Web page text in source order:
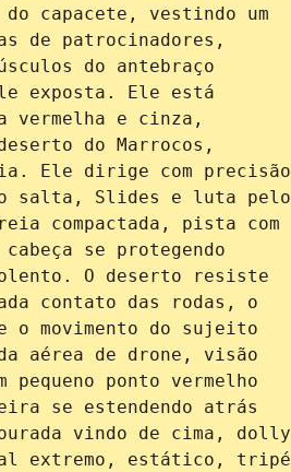
capacete, vestindo um
de patrocinadores,
do antebraço
exposta. Ele está
e cinza,
do Marrocos,
Ele dirige com precisão
salta, Slides e luta pelo
compactada, pista com
se protegendo
O deserto resiste
contato das rodas, o
o movimento do sujeito
aérea de drone, visão
ponto vermelho
se estendendo atrás
vindo de cima, dolly
extremo, estático, tripé